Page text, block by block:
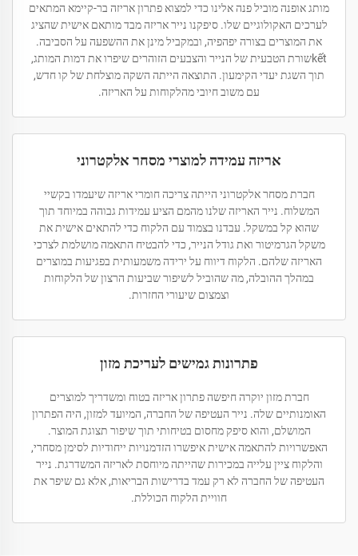
מותג אופנה מוביל פנה אלינו כדי למצוא פתרון אריזה בר-קיימא המתאים
לערכים האקולוגיים שלו. סיפקנו נייר אריזה מבד מותאם אישית שהציג
את המוצרים בצורה יפהפיה, ובמקביל מינן את ההשפעה על הסביבה.
kếtשורת הטבעית של הנייר והצבעים הזוהרים שיפרו את דמות המותג,
תוך השגת יעדי הקימעון. התוצאה הייתה השקה מוצלחת של קו חדש,
עם משוב חיובי מהלקוחות על האריזה.
אריזה עמידה למוצרי מסחר אלקטרוני
חברת מסחר אלקטרוני הייתה צריכה חומרי אריזה שיעמדו בקשיי
המשלוח. נייר האריזה שלנו מהמם הציע עמידות גבוהה במיוחד תוך
שהוא קל במשקל. עבדנו בצמוד עם הלקוח כדי להתאים אישית את
משקל הגרמיטור ואת גודל הנייר, כדי להבטיח התאמה מושלמת לצרכי
האריזה שלהם. הלקוח דיווח על ירידה משמעותית בפגיעות במוצרים
במהלך ההובלה, מה שהוביל לשיפור שביעות הרצון של הלקוחות
וצמצום שיעורי החזרות.
פתרונות גמישים לעריכת מזון
חברת מזון יוקרה חיפשה פתרון אריזה בטוח ומשדריך למוצרים
האומנותיים שלה. נייר העטיפה של החברה, המיועד למזון, היה הפתרון
המושלם, והוא סיפק מחסום בטיחותי תוך שיפור תצוגת המוצר.
האפשרויות להתאמה אישית איפשרו הזדמנויות ייחודיות לסימן מסחרי,
והלקוח ציין עלייה במכירות שהייתה מיוחסת לאריזה המשדרגת. נייר
העטיפה של החברה לא רק עמד בדרישות הבריאות, אלא גם שיפר את
חוויית הלקוח הכוללת.